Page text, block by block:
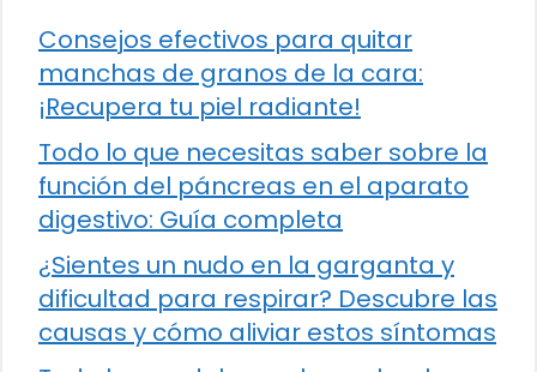
Consejos efectivos para quitar
manchas de granos de la cara:
¡Recupera tu piel radiante!
Todo lo que necesitas saber sobre la
función del páncreas en el aparato
digestivo: Guía completa
¿Sientes un nudo en la garganta y
dificultad para respirar? Descubre las
causas y cómo aliviar estos síntomas